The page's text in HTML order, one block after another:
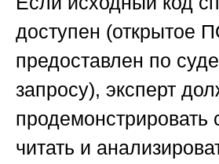
доступен (открытое
предоставлен по
запросу), эксперт
продемонстрировать
читать и